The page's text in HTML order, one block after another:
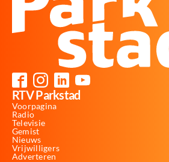
RTV Parkstad
Voorpagina
Radio
Televisie
Gemist
Nieuws
Vrijwilligers
Adverteren